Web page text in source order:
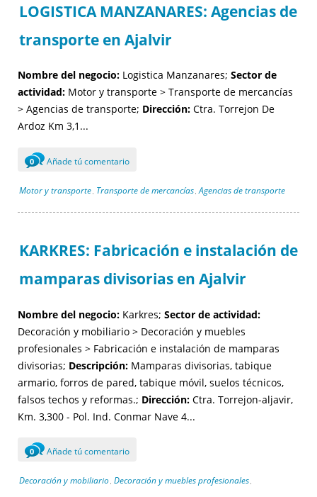
LOGISTICA MANZANARES: Agencias de
transporte en Ajalvir
Nombre del negocio: Logistica Manzanares; Sector de
actividad: Motor y transporte > Transporte de mercancías
> Agencias de transporte; Dirección: Ctra. Torrejon De
Ardoz Km 3,1...
0 Añade tú comentario
Motor y transporte Transporte de mercancías Agencias de transporte
KARKRES: Fabricación e instalación de
mamparas divisorias en Ajalvir
Nombre del negocio: Karkres; Sector de actividad:
Decoración y mobiliario > Decoración y muebles
profesionales > Fabricación e instalación de mamparas
divisorias; Descripción: Mamparas divisorias, tabique
armario, forros de pared, tabique móvil, suelos técnicos,
falsos techos y reformas.; Dirección: Ctra. Torrejon-aljavir,
Km. 3,300 - Pol. Ind. Conmar Nave 4...
0 Añade tú comentario
Decoración y mobiliario , Decoración y muebles profesionales ,